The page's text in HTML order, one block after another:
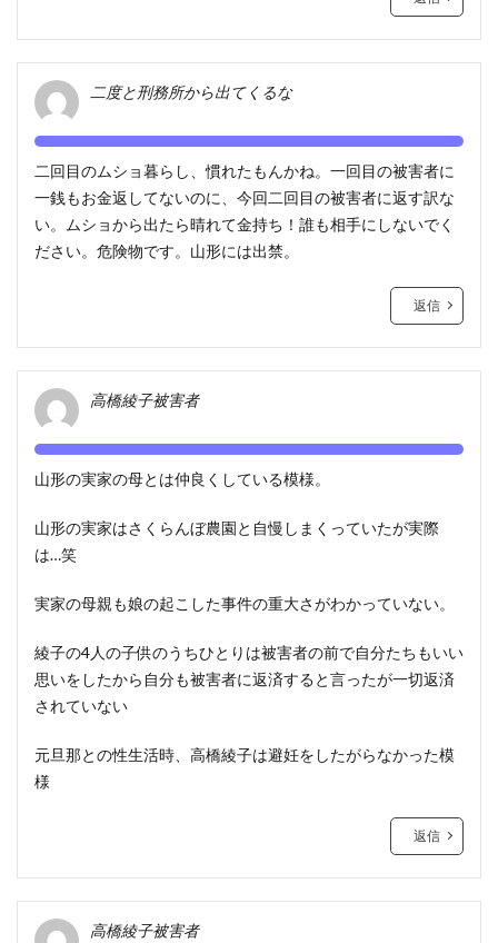
二度と刑務所から出てくるな
二回目のムショ暮らし、慣れたもんかね。一回目の被害者に
一銭もお金返してないのに、今回二回目の被害者に返す訳な
い。ムショから出たら晴れて金持ち！誰も相手にしないでく
ださい。危険物です。山形には出禁。
返信
高橋綾子被害者
山形の実家の母とは仲良くしている模様。
山形の実家はさくらんぼ農園と自慢しまくっていたが実際
は…笑
実家の母親も娘の起こした事件の重大さがわかっていない。
綾子の4人の子供のうちひとりは被害者の前で自分たちもいい
思いをしたから自分も被害者に返済すると言ったが一切返済
されていない
元旦那との性生活時、高橋綾子は避妊をしたがらなかった模
様
返信
高橋綾子被害者